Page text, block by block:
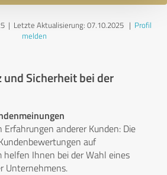
| Letzte Aktualisierung: 07.10.2025| Profil
melden
und Sicherheit bei der
Erfahrungen anderer Kunden: Die
auf
helfen Ihnen bei der Wahl eines
Unternehmens.